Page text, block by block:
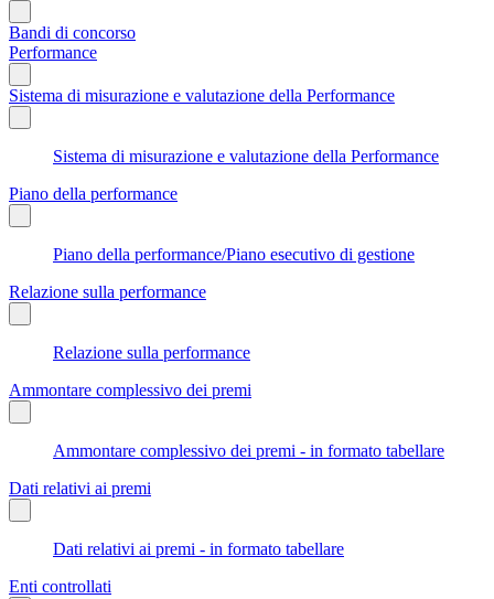
Bandi di concorso
Performance
Sistema di misurazione e valutazione della Performance
Sistema di misurazione e valutazione della Performance
Piano della performance
Piano della performance/Piano esecutivo di gestione
Relazione sulla performance
Relazione sulla performance
Ammontare complessivo dei premi
Ammontare complessivo dei premi - in formato tabellare
Dati relativi ai premi
Dati relativi ai premi - in formato tabellare
Enti controllati